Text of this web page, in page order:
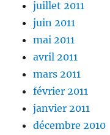
juillet 2011
juin 2011
mai 2011
avril 2011
mars 2011
février 2011
janvier 2011
décembre 2010